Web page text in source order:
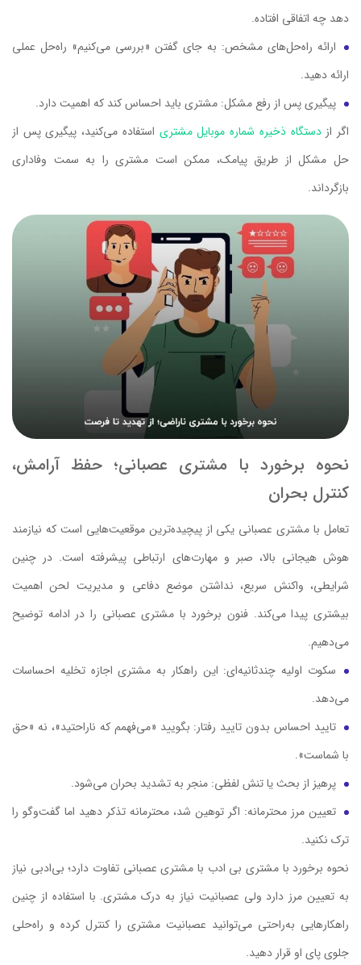
دهد چه اتفاقی افتاده.
ارائه راه‌حل‌های مشخص: به جای گفتن «بررسی می‌کنیم» راه‌حل عملی
ارائه دهید.
پیگیری پس از رفع مشکل: مشتری باید احساس کند که اهمیت دارد.
اگر ازدستگاه ذخیره شماره موبایل مشتری استفاده می‌کنید، پیگیری پس از
حل مشکل از طریق پیامک، ممکن است مشتری را به سمت وفاداری
بازگرداند.
نحوه برخورد با مشتری عصبانی؛ حفظ آرامش،
کنترل بحران
تعامل با مشتری عصبانی یکی از پیچیده‌ترین موقعیت‌هایی است که نیازمند
هوش هیجانی بالا، صبر و مهارت‌های ارتباطی پیشرفته است. در چنین
شرایطی، واکنش سریع، نداشتن موضع دفاعی و مدیریت لحن اهمیت
بیشتری پیدا می‌کند. فنون برخورد با مشتری عصبانی را در ادامه توضیح
می‌دهیم.
سکوت اولیه چندثانیه‌ای: این راهکار به مشتری اجازه تخلیه احساسات
می‌دهد.
تایید احساس بدون تایید رفتار: بگویید «می‌فهمم که ناراحتید»، نه «حق
با شماست».
پرهیز از بحث یا تنش لفظی: منجر به تشدید بحران می‌شود.
تعیین مرز محترمانه: اگر توهین شد، محترمانه تذکر دهید اما گفت‌وگو را
ترک نکنید.
نحوه برخورد با مشتری بی ادب با مشتری عصبانی تفاوت دارد؛ بی‌ادبی نیاز
به تعیین مرز دارد ولی عصبانیت نیاز به درک مشتری. با استفاده از چنین
راهکارهایی به‌راحتی می‌توانید عصبانیت مشتری را کنترل کرده و راه‌حلی
جلوی پای او قرار دهید.